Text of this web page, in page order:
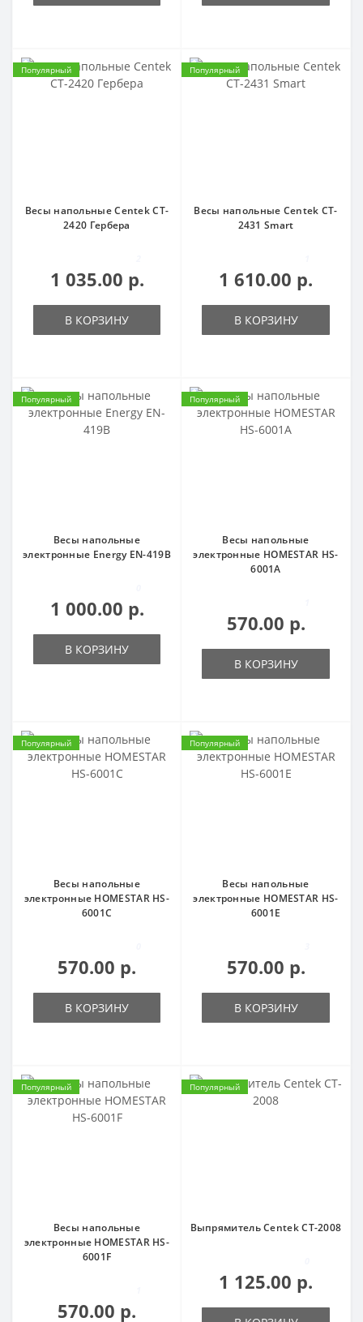
Популярный
Весы напольные Centek CT-
2420 Гербера
1 035.00 р.
В КОРЗИНУ
Популярный
Весы напольные Centek CT-
2431 Smart
1 610.00 р.
В КОРЗИНУ
Популярный
Весы напольные
электронные Energy EN-419B
1 000.00 р.
В КОРЗИНУ
Популярный
Весы напольные
электронные HOMESTAR HS-
6001A
570.00 р.
В КОРЗИНУ
Популярный
Весы напольные
электронные HOMESTAR HS-
6001C
570.00 р.
В КОРЗИНУ
Популярный
Весы напольные
электронные HOMESTAR HS-
6001E
570.00 р.
В КОРЗИНУ
Популярный
Весы напольные
электронные HOMESTAR HS-
6001F
570.00 р.
Популярный
Выпрямитель Centek CT-2008
1 125.00 р.